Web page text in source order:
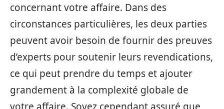
concernant votre affaire. Dans des
circonstances particulières, les deux parties
peuvent avoir besoin de fournir des preuves
d’experts pour soutenir leurs revendications,
ce qui peut prendre du temps et ajouter
grandement à la complexité globale de